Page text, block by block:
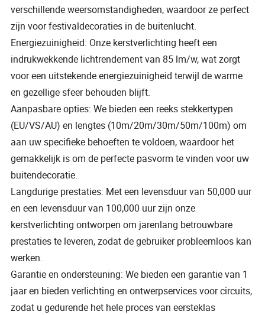
verschillende weersomstandigheden, waardoor ze perfect
zijn voor festivaldecoraties in de buitenlucht.
Energiezuinigheid: Onze kerstverlichting heeft een
indrukwekkende lichtrendement van 85 lm/w, wat zorgt
voor een uitstekende energiezuinigheid terwijl de warme
en gezellige sfeer behouden blijft.
Aanpasbare opties: We bieden een reeks stekkertypen
(EU/VS/AU) en lengtes (10m/20m/30m/50m/100m) om
aan uw specifieke behoeften te voldoen, waardoor het
gemakkelijk is om de perfecte pasvorm te vinden voor uw
buitendecoratie.
Langdurige prestaties: Met een levensduur van 50,000 uur
en een levensduur van 100,000 uur zijn onze
kerstverlichting ontworpen om jarenlang betrouwbare
prestaties te leveren, zodat de gebruiker probleemloos kan
werken.
Garantie en ondersteuning: We bieden een garantie van 1
jaar en bieden verlichting en ontwerpservices voor circuits,
zodat u gedurende het hele proces van eersteklas